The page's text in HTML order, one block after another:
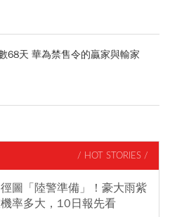
68天 華為禁售令的贏家與輸家
/ HOT STORIES /
圖「陸警準備」！豪大雨紫
率多大，10日報先看